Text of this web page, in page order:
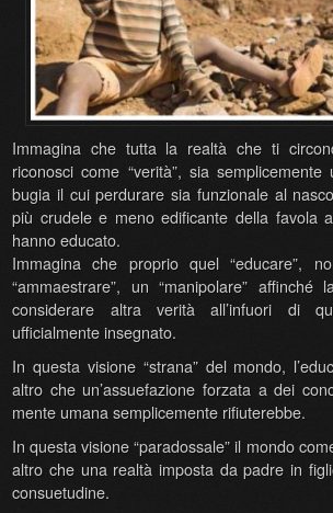
Immagina che tutta la realtà che ti
riconosci come “verità”, sia
bugia il cui perdurare sia funzionale al
più crudele e meno edificante della favola
hanno educato.
Immagina che proprio quel “educare”,
“ammaestrare”, un “manipolare”
considerare altra verità all’infuori di
ufficialmente insegnato.
In questa visione “strana” del mondo,
altro che un’assuefazione forzata a dei
mente umana semplicemente rifiuterebbe.
In questa visione “paradossale” il mondo
altro che una realtà imposta da padre in
consuetudine.